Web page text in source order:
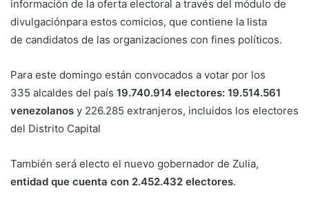
información de la oferta electoral a través del módulo de
divulgaciónpara estos comicios, que contiene la lista
de candidatos de las organizaciones con fines políticos.
Para este domingo están convocados a votar por los
335 alcaldes del país 19.740.914 electores: 19.514.561
venezolanos y 226.285 extranjeros, incluidos los electores
del Distrito Capital
También será electo el nuevo gobernador de Zulia,
entidad que cuenta con 2.452.432 electores.